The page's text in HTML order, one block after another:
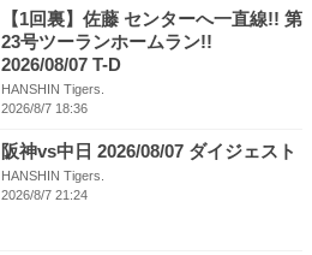
【1回裏】佐藤 センターへ一直線!! 第
23号ツーランホームラン!!
2026/08/07 T-D
HANSHIN Tigers.
2026/8/7 18:36
阪神vs中日 2026/08/07 ダイジェスト
HANSHIN Tigers.
2026/8/7 21:24